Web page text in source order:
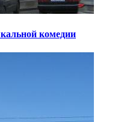
комедии